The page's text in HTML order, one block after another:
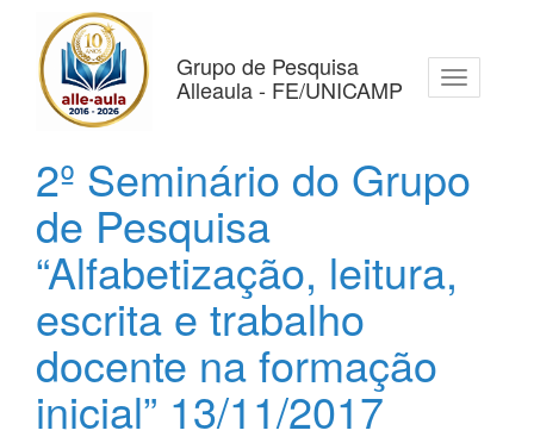
conteúdo
principal
Grupo de Pesquisa
Alleaula - FE/UNICAMP
Toggle
navigation
2º Seminário do Grupo
de Pesquisa
“Alfabetização, leitura,
escrita e trabalho
docente na formação
inicial” 13/11/2017